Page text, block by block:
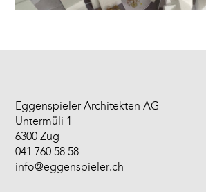
Eggenspieler Architekten AG
Untermüli 1
6300 Zug
041 760 58 58
info@eggenspieler.ch